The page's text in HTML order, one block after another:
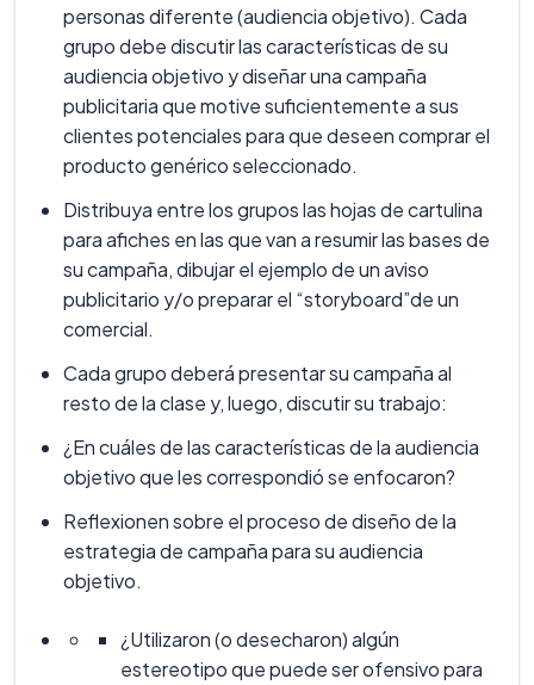
personas diferente (audiencia objetivo). Cada
grupo debe discutir las características de su
audiencia objetivo y diseñar una campaña
publicitaria que motive suficientemente a sus
clientes potenciales para que deseen comprar el
producto genérico seleccionado.
Distribuya entre los grupos las hojas de cartulina
para afiches en las que van a resumir las bases de
su campaña, dibujar el ejemplo de un aviso
publicitario y/o preparar el “storyboard”de un
comercial.
Cada grupo deberá presentar su campaña al
resto de la clase y, luego, discutir su trabajo:
¿En cuáles de las características de la audiencia
objetivo que les correspondió se enfocaron?
Reflexionen sobre el proceso de diseño de la
estrategia de campaña para su audiencia
objetivo.
¿Utilizaron (o desecharon) algún
estereotipo que puede ser ofensivo para